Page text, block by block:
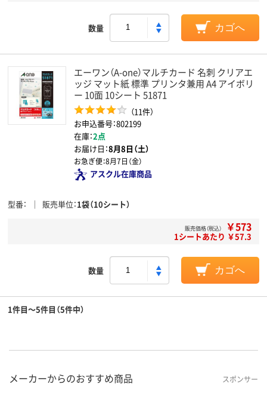
数量 カゴへ
エーワン（A-one）マルチカード 名刺 クリアエ
ッジ マット紙 標準 プリンタ兼用 A4 アイボリ
ー 10面 10シート 51871
（11件）
お申込番号：802199
在庫：2点
お届け日：8月8日（土）
お急ぎ便：8月7日（金）
アスクル在庫商品
型番 販売単位 1袋（10シート）
販売価格（税込） ￥573
1シートあたり ￥57.3
数量 カゴへ
1件目～5件目（5件中）
メーカーからのおすすめ商品 スポンサー